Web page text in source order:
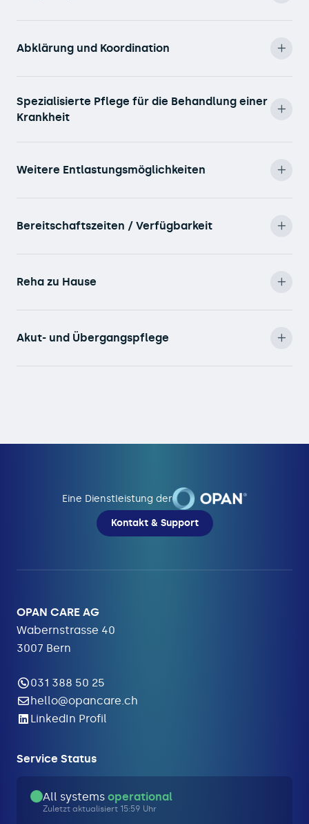
Abklärung und Koordination
Spezialisierte Pflege für die Behandlung einer
Krankheit
Weitere Entlastungsmöglichkeiten
Bereitschaftszeiten / Verfügbarkeit
Reha zu Hause
Akut- und Übergangspflege
Eine Dienstleistung der
Kontakt & Support
OPAN CARE AG
Wabernstrasse 40
3007 Bern
031 388 50 25
hello@opancare.ch
LinkedIn Profil
Service Status
All systems operational
Zuletzt aktualisiert 15:59 Uhr